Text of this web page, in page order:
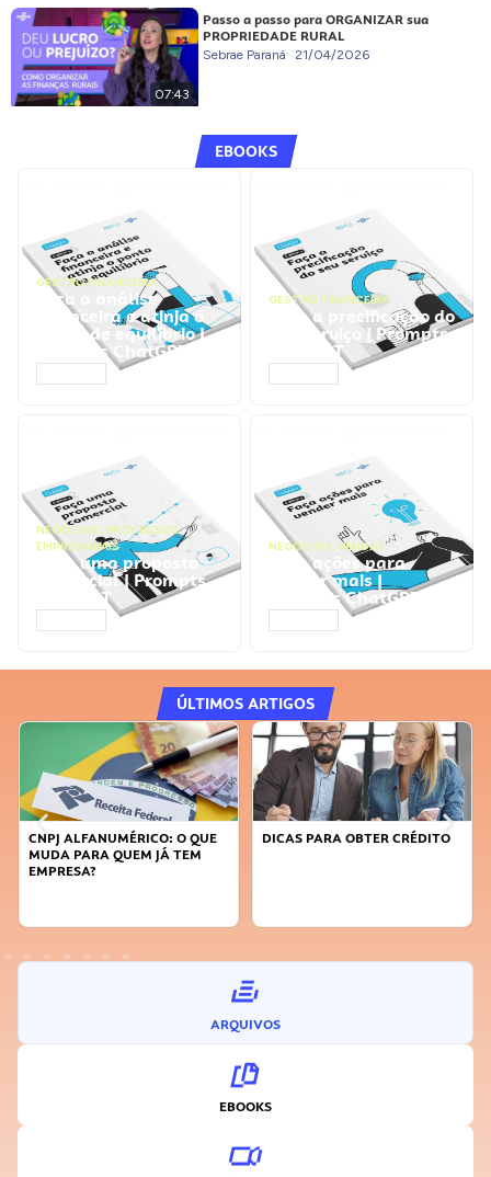
07:43
Passo a passo para ORGANIZAR sua
PROPRIEDADE RURAL
Sebrae Paraná 21/04/2026
EBOOKS
GESTÃO FINANCEIRA
Faça a análise
financeira e atinja o
ponto de equilíbrio |
Prompts ChatGPT
GESTÃO FINANCEIRA
Faça a precificação do
seu serviço | Prompts
ChatGPT
NEGÓCIOS, PROCESSOS
EMPRESARIAIS
Faça uma proposta
comercial | Prompts
ChatGPT
NEGÓCIOS, VENDAS
Faça ações para
vender mais |
Prompts ChatGPT
ÚLTIMOS ARTIGOS
DICAS PARA OBTER CRÉDITO
FAÇA A DIFERENÇA: SEJA
ARQUIVOS
EBOOKS